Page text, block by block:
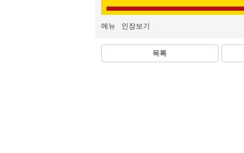
메뉴 인장보기
목록